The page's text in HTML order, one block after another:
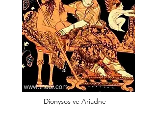
Dionysos ve Ariadne